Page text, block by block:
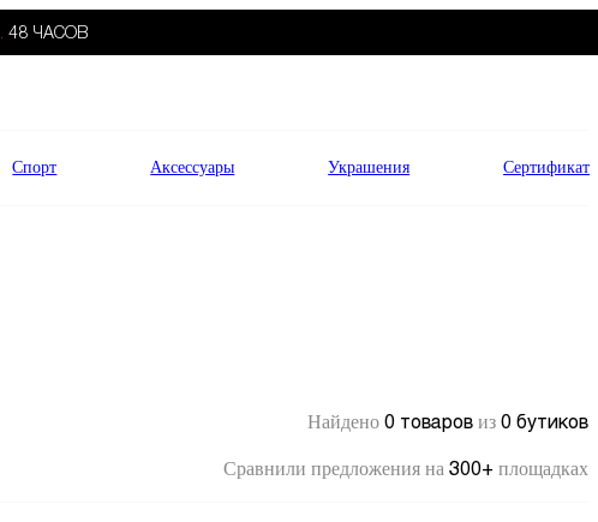
48 ЧАСОВ
Спорт Аксессуары Украшения Сертификат
Найдено 0 товаров из 0 бутиков
Сравнили предложения на 300+ площадках